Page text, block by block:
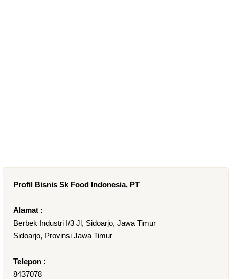
Profil Bisnis Sk Food Indonesia, PT
Alamat :
Berbek Industri I/3 Jl, Sidoarjo, Jawa Timur
Sidoarjo, Provinsi Jawa Timur
Telepon :
8437078